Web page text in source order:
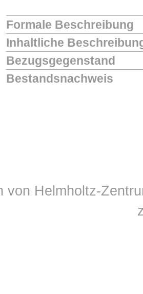
Formale Beschreibung
Inhaltliche
Bezugsgegenstand
Bestandsnachweis
von Helmholtz-